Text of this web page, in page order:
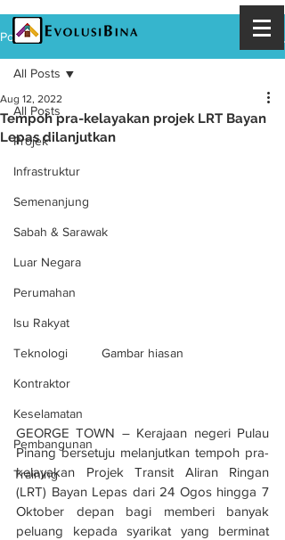
Post
All Posts
Projek
Infrastruktur
Semenanjung
Sabah & Sarawak
Luar Negara
Perumahan
Isu Rakyat
Teknologi
Kontraktor
Keselamatan
Pembangunan
Training
All Posts
Tempoh pra-kelayakan projek LRT Bayan
Lepas dilanjutkan
Aug 12, 2022
Gambar hiasan
GEORGE TOWN – Kerajaan negeri Pulau
Pinang bersetuju melanjutkan tempoh pra-
kelayakan Projek Transit Aliran Ringan
(LRT) Bayan Lepas dari 24 Ogos hingga 7
Oktober depan bagi memberi banyak
peluang kepada syarikat yang berminat